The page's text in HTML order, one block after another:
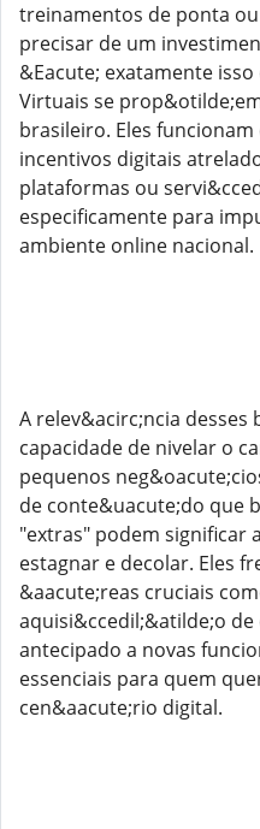
treinamentos de ponta
precisar de um
&Eacute; exatamente
Virtuais se
brasileiro. Eles
incentivos digitais
plataformas ou
especificamente para
ambiente online nacional.
A relev&acirc;ncia desses
capacidade de nivelar o
pequenos
de conte&uacute;do que
"extras" podem significar
estagnar e decolar. Eles
&aacute;reas cruciais
aquisi&ccedil;&atilde;o de
antecipado a novas
essenciais para quem
cen&aacute;rio digital.